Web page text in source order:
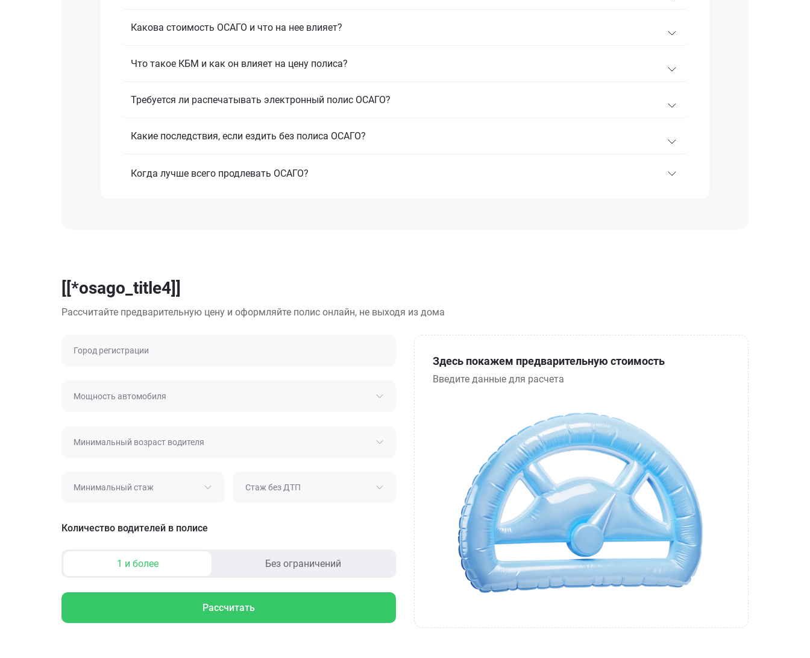
Какова стоимость ОСАГО и что на нее влияет?
Что такое КБМ и как он влияет на цену полиса?
Требуется ли распечатывать электронный полис ОСАГО?
Какие последствия, если ездить без полиса ОСАГО?
Когда лучше всего продлевать ОСАГО?
[[*osago_title4]]
Рассчитайте предварительную цену и оформляйте полис онлайн, не выходя из дома
Город регистрации
Мощность автомобиля
Минимальный возраст водителя
Минимальный стаж Стаж без ДТП
Количество водителей в полисе
1 и более Без ограничений
Рассчитать
Здесь покажем предварительную стоимость
Введите данные для расчета